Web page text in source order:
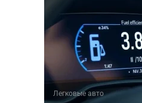
Легковые авто